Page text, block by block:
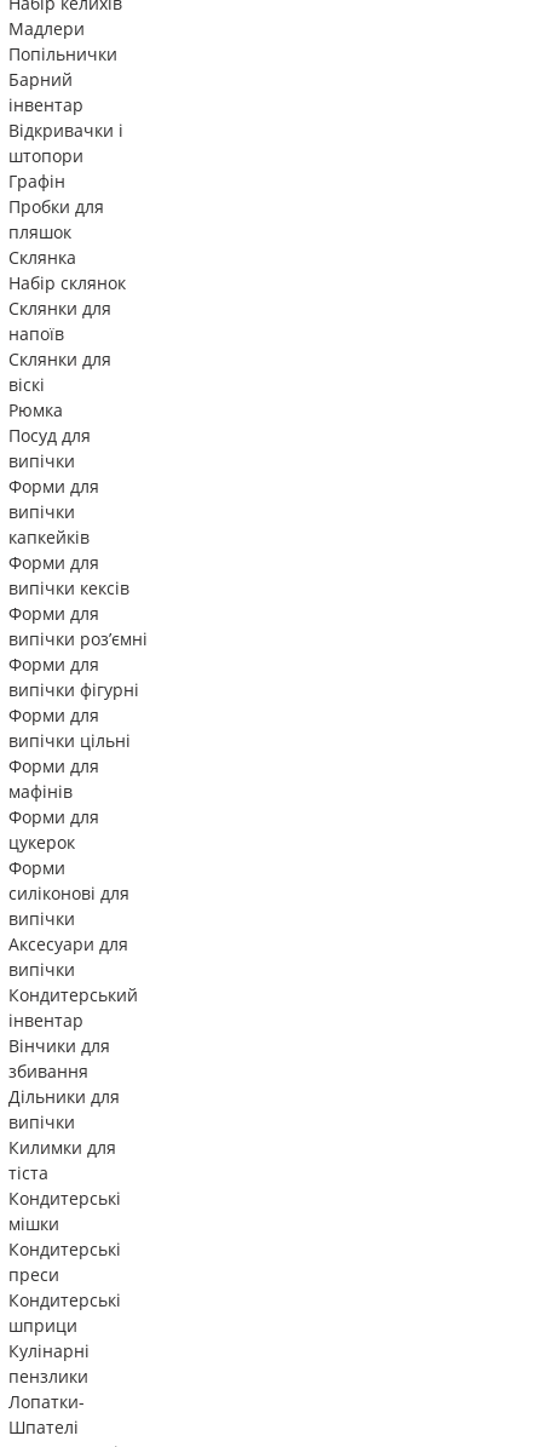
Мадлери
Попільнички
Барний
інвентар
Відкривачки і
штопори
Графін
Пробки для
пляшок
Склянка
Набір склянок
Склянки для
напоїв
Склянки для
віскі
Рюмка
Посуд для
випічки
Форми для
випічки
капкейків
Форми для
випічки кексів
Форми для
випічки роз’ємні
Форми для
випічки фігурні
Форми для
випічки цільні
Форми для
мафінів
Форми для
цукерок
Форми
силіконові для
випічки
Аксесуари для
випічки
Кондитерський
інвентар
Вінчики для
збивання
Дільники для
випічки
Килимки для
тіста
Кондитерські
мішки
Кондитерські
преси
Кондитерські
шприци
Кулінарні
пензлики
Лопатки-
Шпателі